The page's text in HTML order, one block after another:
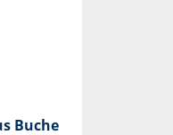
Buche